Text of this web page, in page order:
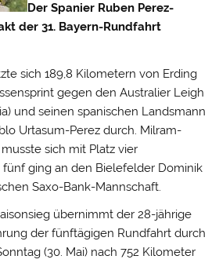
Der Spanier Ruben Perez-
der 31. Bayern-Rundfahrt
sich 189,8 Kilometern von Erding
gegen den Australier Leigh
und seinen spanischen Landsmann
Urtasum-Perez durch. Milram-
sich mit Platz vier
ging an den Bielefelder Dominik
Saxo-Bank-Mannschaft.
übernimmt der 28-jährige
der fünftägigen Rundfahrt durch
(30. Mai) nach 752 Kilometer